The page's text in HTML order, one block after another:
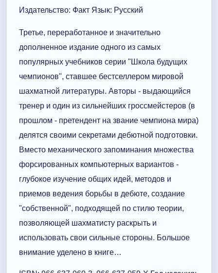
Издательство: Факт Язык: Русский
Третье, переработанное и значительно
дополненное издание одного из самых
популярных учебников серии "Школа будущих
чемпионов", ставшее бестселлером мировой
шахматной литературы. Авторы - выдающийся
тренер и один из сильнейших гроссмейстеров (в
прошлом - претендент на звание чемпиона мира)
делятся своими секретами дебютной подготовки.
Вместо механического запоминания множества
форсированных компьютерных вариантов -
глубокое изучение общих идей, методов и
приемов ведения борьбы в дебюте, создание
"собственной", подходящей по стилю теории,
позволяющей шахматисту раскрыть и
использовать свои сильные стороны. Большое
внимание уделено в книге…